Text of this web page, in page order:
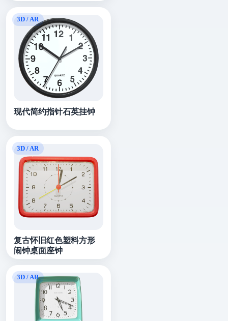
现代简约指针石英挂钟
复古怀旧红色塑料方形
闹钟桌面座钟